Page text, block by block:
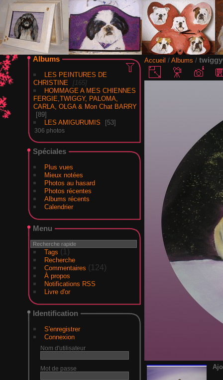
Albums
LES PEINTURES DE
CHRISTINE
165
HOMMAGE A MES CHIENNES
FERGIE,TWIGGY, PALOMA,
CARLA, OLGA & Mon Chat BARRY
89
LES AMIGURUMIS
53
306 photos
Spéciales
Plus vues
Mieux notées
Photos au hasard
Photos récentes
Albums récents
Calendrier
Menu
Tags (1)
Recherche
Commentaires (124)
À propos
Notifications RSS
Livre d'or
Identification
S'enregistrer
Connexion
Nom d'utilisateur
Mot de passe
Accueil / Albums /